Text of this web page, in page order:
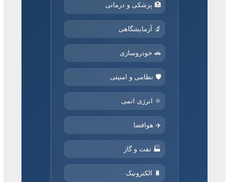
🏥 پزشکی و درمانی
🔬 آزمایشگاهی
🚗 خودروسازی
🛡️ نظامی و امنیتی
⚛️ انرژی اتمی
✈️ هوافضا
🏭 نفت و گاز
🔋 الکترونیک